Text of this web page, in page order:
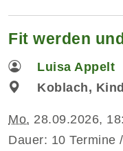
Fit werden
Luisa Appelt
Koblach,
Mo. 28.09.2026,
Dauer: 10 Termine